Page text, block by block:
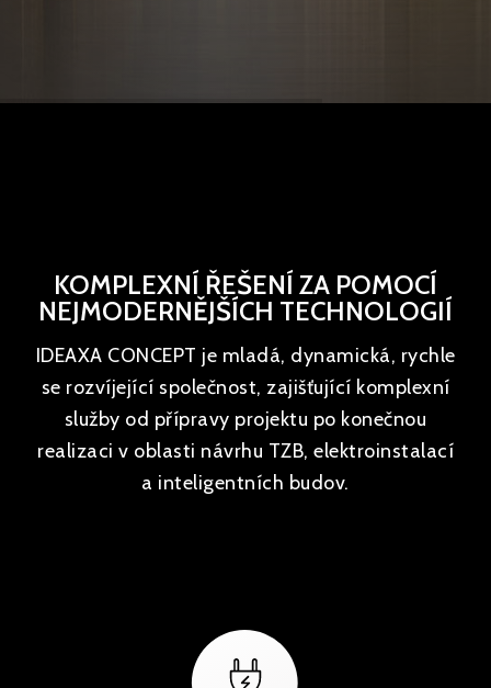
KOMPLEXNÍ ŘEŠENÍ ZA POMOCÍ
NEJMODERNĚJŠÍCH TECHNOLOGIÍ
IDEAXA CONCEPT je mladá, dynamická, rychle
se rozvíjející společnost, zajišťující komplexní
služby od přípravy projektu po konečnou
realizaci v oblasti návrhu TZB, elektroinstalací
a inteligentních budov.